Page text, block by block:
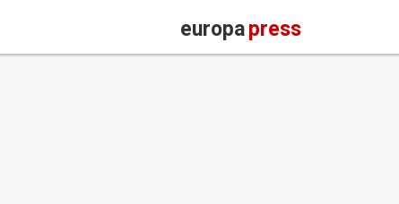
europapress